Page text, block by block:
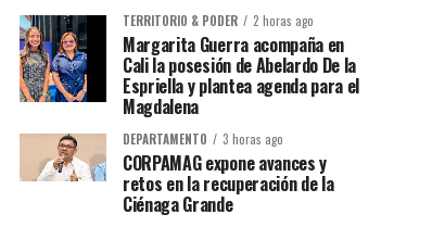
TERRITORIO & PODER 2 horas ago
Margarita Guerra acompaña en
Cali la posesión de Abelardo De la
Espriella y plantea agenda para el
Magdalena
DEPARTAMENTO 3 horas ago
CORPAMAG expone avances y
retos en la recuperación de la
Ciénaga Grande